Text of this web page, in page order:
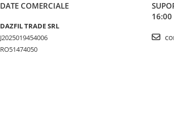
DATE COMERCIALE
DAZFIL TRADE SRL
J2025019454006
RO51474050
16:00